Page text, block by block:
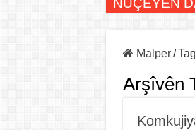
NÛÇEYÊN
Malper /
Arşîvên